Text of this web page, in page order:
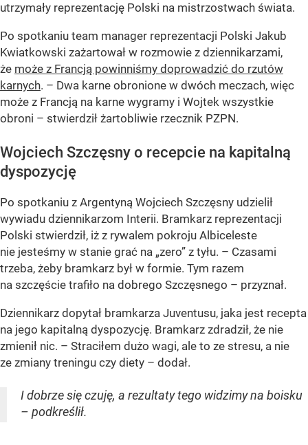
utrzymały reprezentację Polski na mistrzostwach świata.
Po spotkaniu team manager reprezentacji Polski Jakub
Kwiatkowski zażartował w rozmowie z dziennikarzami,
że może z Francją powinniśmy doprowadzić do rzutów
karnych. – Dwa karne obronione w dwóch meczach, więc
może z Francją na karne wygramy i Wojtek wszystkie
obroni – stwierdził żartobliwie rzecznik PZPN.
Wojciech Szczęsny o recepcie na kapitalną
dyspozycję
Po spotkaniu z Argentyną Wojciech Szczęsny udzielił
wywiadu dziennikarzom Interii. Bramkarz reprezentacji
Polski stwierdził, iż z rywalem pokroju Albiceleste
nie jesteśmy w stanie grać na „zero” z tyłu. – Czasami
trzeba, żeby bramkarz był w formie. Tym razem
na szczęście trafiło na dobrego Szczęsnego – przyznał.
Dziennikarz dopytał bramkarza Juventusu, jaka jest recepta
na jego kapitalną dyspozycję. Bramkarz zdradził, że nie
zmienił nic. – Straciłem dużo wagi, ale to ze stresu, a nie
ze zmiany treningu czy diety – dodał.
I dobrze się czuję, a rezultaty tego widzimy na boisku
– podkreślił.